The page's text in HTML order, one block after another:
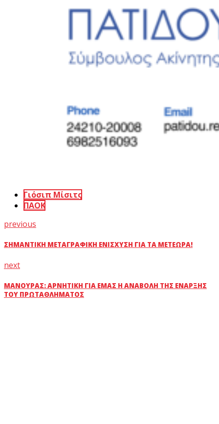
Γιόσιπ Μίσιτς
ΠΑΟΚ
previous
ΣΗΜΑΝΤΙΚΉ ΜΕΤΑΓΡΑΦΙΚΉ ΕΝΊΣΧΥΣΗ ΓΙΑ ΤΑ ΜΕΤΈΩΡΑ!
next
ΜΑΝΟΎΡΑΣ: ΑΡΝΗΤΙΚΉ ΓΙΑ ΕΜΆΣ Η ΑΝΑΒΟΛΉ ΤΗΣ ΈΝΑΡΞΗΣ
ΤΟΥ ΠΡΩΤΑΘΛΉΜΑΤΟΣ